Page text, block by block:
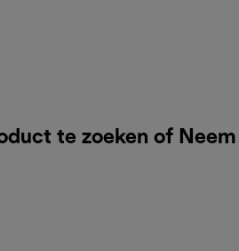
te zoeken of